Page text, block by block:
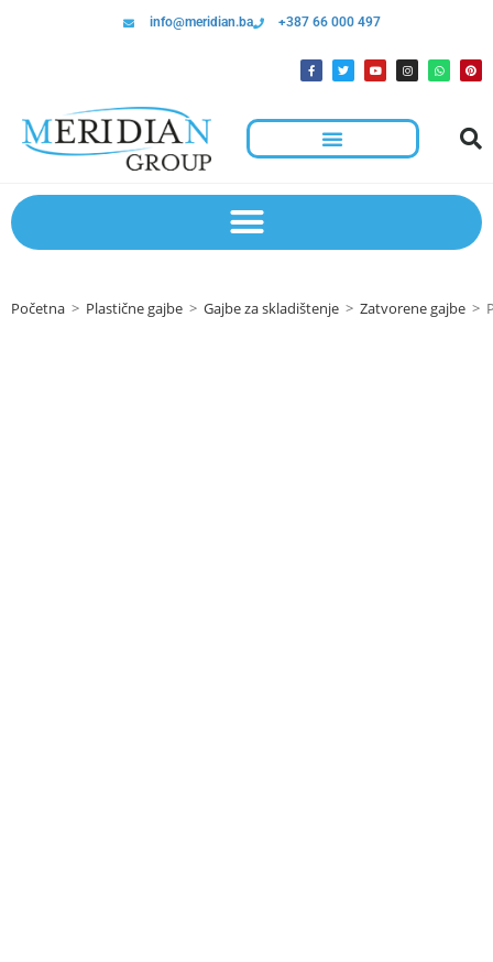
info@meridian.ba +387 66 000 497
Početna > Plastične gajbe > Gajbe za skladištenje > Zatvorene gajbe >